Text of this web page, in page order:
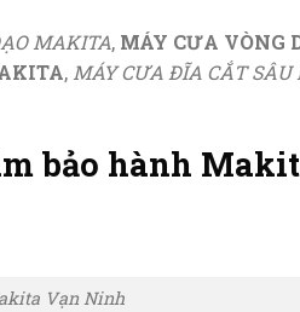
MAKITA, MÁY CƯA VÒNG
, MÁY CƯA ĐĨA CẮT SÂU
bảo hành
Vạn Ninh